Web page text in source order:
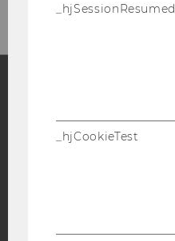
_hjSessionResumed
_hjCookieTest